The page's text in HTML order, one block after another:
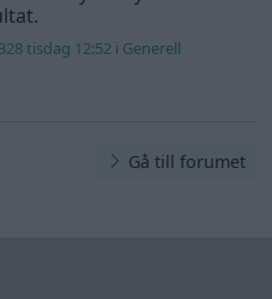
tisdag 12:52 i Generell
Gå till forumet